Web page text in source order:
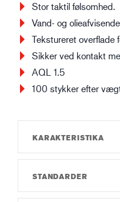
Stor taktil følsomhed.
Vand- og
Tekstureret overflade
Sikker ved kontakt
AQL 1.5
100 stykker efter
KARAKTERISTIKA
Slidstyrke
4
STANDARDER